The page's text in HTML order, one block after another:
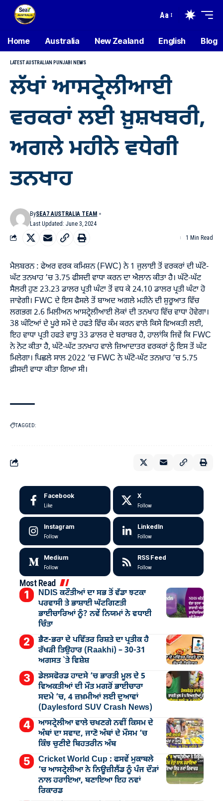
Aa
Home Australia New Zealand English Blog
LATEST AUSTRALIAN PUNJABI NEWS
ਲੱਖਾਂ ਆਸਟ੍ਰੇਲੀਆਈ
ਵਰਕਰਾਂ ਲਈ ਖ਼ੁਸ਼ਖਬਰੀ,
ਅਗਲੇ ਮਹੀਨੇ ਵਧੇਗੀ
ਤਨਖਾਹ
Last Updated: June 3, 2024
BySEA7 AUSTRALIA TEAM
1 Min Read
ਮੈਲਬਰਨ : ਫੇਅਰ ਵਰਕ ਕਮਿਸ਼ਨ (FWC) ਨੇ 1 ਜੁਲਾਈ ਤੋਂ ਵਰਕਰਾਂ ਦੀ ਘੱਟੋ-
ਘੱਟ ਤਨਖਾਹ ’ਚ 3.75 ਫੀਸਦੀ ਵਾਧਾ ਕਰਨ ਦਾ ਐਲਾਨ ਕੀਤਾ ਹੈ। ਘੱਟੋ-ਘੱਟ
ਸੈਲਰੀ ਹੁਣ 23.23 ਡਾਲਰ ਪ੍ਰਤੀ ਘੰਟਾ ਤੋਂ ਵਧ ਕੇ 24.10 ਡਾਲਰ ਪ੍ਰਤੀ ਘੰਟਾ ਹੋ
ਜਾਵੇਗੀ। FWC ਦੇ ਇਸ ਫੈਸਲੇ ਤੋਂ ਬਾਅਦ ਅਗਲੇ ਮਹੀਨੇ ਦੀ ਸ਼ੁਰੂਆਤ ਵਿੱਚ
ਲਗਭਗ 2.6 ਮਿਲੀਅਨ ਆਸਟ੍ਰੇਲੀਆਈ ਲੋਕਾਂ ਦੀ ਤਨਖਾਹ ਵਿੱਚ ਵਾਧਾ ਹੋਵੇਗਾ।
38 ਘੰਟਿਆਂ ਦੇ ਪੂਰੇ ਸਮੇਂ ਦੇ ਹਫਤੇ ਵਿੱਚ ਕੰਮ ਕਰਨ ਵਾਲੇ ਕਿਸੇ ਵਿਅਕਤੀ ਲਈ,
ਇਹ ਵਾਧਾ ਪ੍ਰਤੀ ਹਫਤੇ ਵਾਧੂ 33 ਡਾਲਰ ਦੇ ਬਰਾਬਰ ਹੈ, ਹਾਲਾਂਕਿ ਜਿਵੇਂ ਕਿ FWC
ਨੇ ਨੋਟ ਕੀਤਾ ਹੈ, ਘੱਟੋ-ਘੱਟ ਤਨਖਾਹ ਵਾਲੇ ਜ਼ਿਆਦਾਤਰ ਵਰਕਰਾਂ ਨੂੰ ਇਸ ਤੋਂ ਘੱਟ
ਮਿਲੇਗਾ। ਪਿਛਲੇ ਸਾਲ 2022 ’ਚ FWC ਨੇ ਘੱਟੋ-ਘੱਟ ਤਨਖ਼ਾਹ ’ਚ 5.75
ਫ਼ੀਸਦੀ ਵਾਧਾ ਕੀਤਾ ਗਿਆ ਸੀ।
TAGGED:
Facebook
Like
X
Follow
Instagram
Follow
LinkedIn
Follow
Medium
Follow
RSS Feed
Follow
Most Read
NDIS ਕਟੌਤੀਆਂ ਦਾ ਸਭ ਤੋਂ ਵੱਡਾ ਝਟਕਾ
ਪਰਵਾਸੀ ਤੇ ਭਾਸ਼ਾਈ ਘੱਟਗਿਣਤੀ
ਭਾਈਚਾਰਿਆਂ ਨੂੰ? ਨਵੇਂ ਨਿਯਮਾਂ ਨੇ ਵਧਾਈ
ਚਿੰਤਾ
ਭੈਣ-ਭਰਾ ਦੇ ਪਵਿੱਤਰ ਰਿਸ਼ਤੇ ਦਾ ਪ੍ਰਤੀਕ ਹੈ
ਰੱਖੜੀ ਤਿਉਹਾਰ (Raakhi) – 30-31
ਅਗਸਤ `ਤੇ ਵਿਸ਼ੇਸ਼
ਡੇਲਸਫੋਰਡ ਹਾਦਸੇ ’ਚ ਭਾਰਤੀ ਮੂਲ ਦੇ 5
ਵਿਅਕਤੀਆਂ ਦੀ ਮੌਤ ਮਗਰੋਂ ਭਾਈਚਾਰਾ
ਸਦਮੇ ’ਚ, 4 ਜ਼ਖ਼ਮੀਆਂ ਲਈ ਦੁਆਵਾਂ
(Daylesford SUV Crash News)
ਆਸਟ੍ਰੇਲੀਆ ਵਾਲੇ ਚਖਣਗੇ ਨਵੀਂ ਕਿਸਮ ਦੇ
ਅੰਬਾਂ ਦਾ ਸਵਾਦ, ਜਾਣੋ ਅੰਬਾਂ ਦੇ ਮੌਸਮ ’ਚ
ਕਿੰਝ ਚੁਣੀਏ ਬਿਹਤਰੀਨ ਅੰਬ
Cricket World Cup : ਫਸਵੇਂ ਮੁਕਾਬਲੇ
’ਚ ਆਸਟ੍ਰੇਲੀਆ ਨੇ ਨਿਊਜ਼ੀਲੈਂਡ ਨੂੰ ਪੰਜ ਦੌੜਾਂ
ਨਾਲ ਹਰਾਇਆ, ਬਣਾਇਆ ਇਹ ਨਵਾਂ
ਰਿਕਾਰਡ